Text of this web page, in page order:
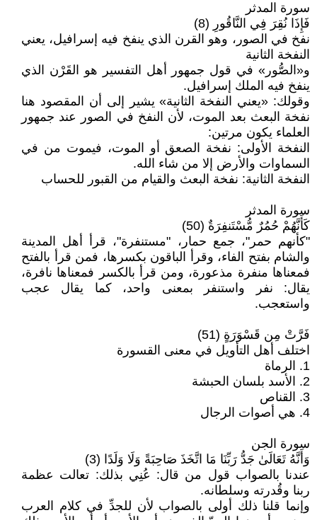
سورة المدثر
فَإِذَا نُقِرَ فِي النَّاقُورِ (8)
نفخ في الصور، وهو القرن الذي ينفخ فيه إسرافيل، يعني
النفخة الثانية
و«الصُّور» في قول جمهور أهل التفسير هو القَرْن الذي
ينفخ فيه الملك إسرافيل.
وقولك: «يعني النفخة الثانية» يشير إلى أن المقصود هنا
نفخة البعث بعد الموت، لأن النفخ في الصور عند جمهور
العلماء يكون مرتين:
النفخة الأولى: نفخة الصعق أو الموت، فيموت من في
السماوات والأرض إلا من شاء الله.
النفخة الثانية: نفخة البعث والقيام من القبور للحساب
سورة المدثر
كَأَنَّهُمْ حُمُرٌ مُّسْتَنفِرَةٌ (50)
"كأنهم حمر"، جمع حمار، "مستنفرة"، قرأ أهل المدينة
والشام بفتح الفاء، وقرأ الباقون بكسرها، فمن قرأ بالفتح
فمعناها منفرة مذعورة، ومن قرأ بالكسر فمعناها نافرة،
يقال: نفر واستنفر بمعنى واحد، كما يقال عجب
واستعجب.
فَرَّتْ مِن قَسْوَرَةٍ (51)
اختلف أهل التأويل في معنى القسورة
1. الرماة
2. الأسد بلسان الحبشة
3. القناص
4. هي أصوات الرجال
سورة الجن
وَأَنَّهُ تَعَالَىٰ جَدُّ رَبِّنَا مَا اتَّخَذَ صَاحِبَةً وَلَا وَلَدًا (3)
عندنا بالصواب قول من قال: عُنِي بذلك: تعالت عظمة
ربنا وقُدرته وسلطانه.
وإنما قلنا ذلك أولى بالصواب لأن للجدِّ في كلام العرب